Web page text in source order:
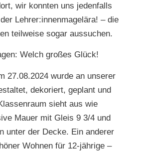
wir konnten uns jedenfalls
Lehrer:innenmagelära! – die
teilweise sogar aussuchen.
Welch großes Glück!
27.08.2024 wurde an unserer
dekoriert, geplant und
sieht aus wie
Mauer mit Gleis 9 3/4 und
unter der Decke. Ein anderer
Wohnen für 12-jährige –